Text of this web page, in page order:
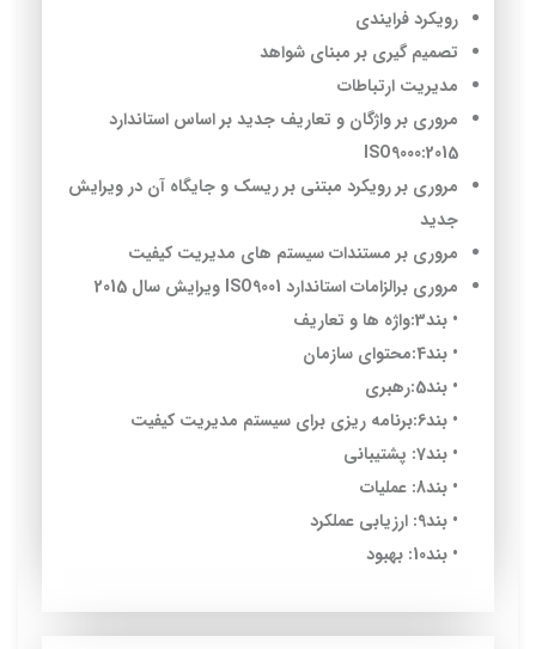
رویکرد فرایندی
تصمیم گیری بر مبنای شواهد
مدیریت ارتباطات
مروری بر واژگان و تعاریف جدید بر اساس استاندارد
ISO9000:2015
مروری بر رویکرد مبتنی بر ریسک و جایگاه آن در ویرایش
جدید
مروری بر مستندات سیستم های مدیریت کیفیت
مروری برالزامات استاندارد ISO9001 ویرایش سال 2015
• بند3:واژه ها و تعاریف
• بند4:محتوای سازمان
• بند5:رهبری
• بند6:برنامه ریزی برای سیستم مدیریت کیفیت
• بند7: پشتیبانی
• بند8: عملیات
• بند9: ارزیابی عملکرد
• بند10: بهبود